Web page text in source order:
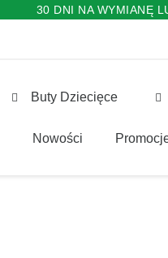
30 DNI NA WYMIANĘ
Buty Dziecięce
Nowości